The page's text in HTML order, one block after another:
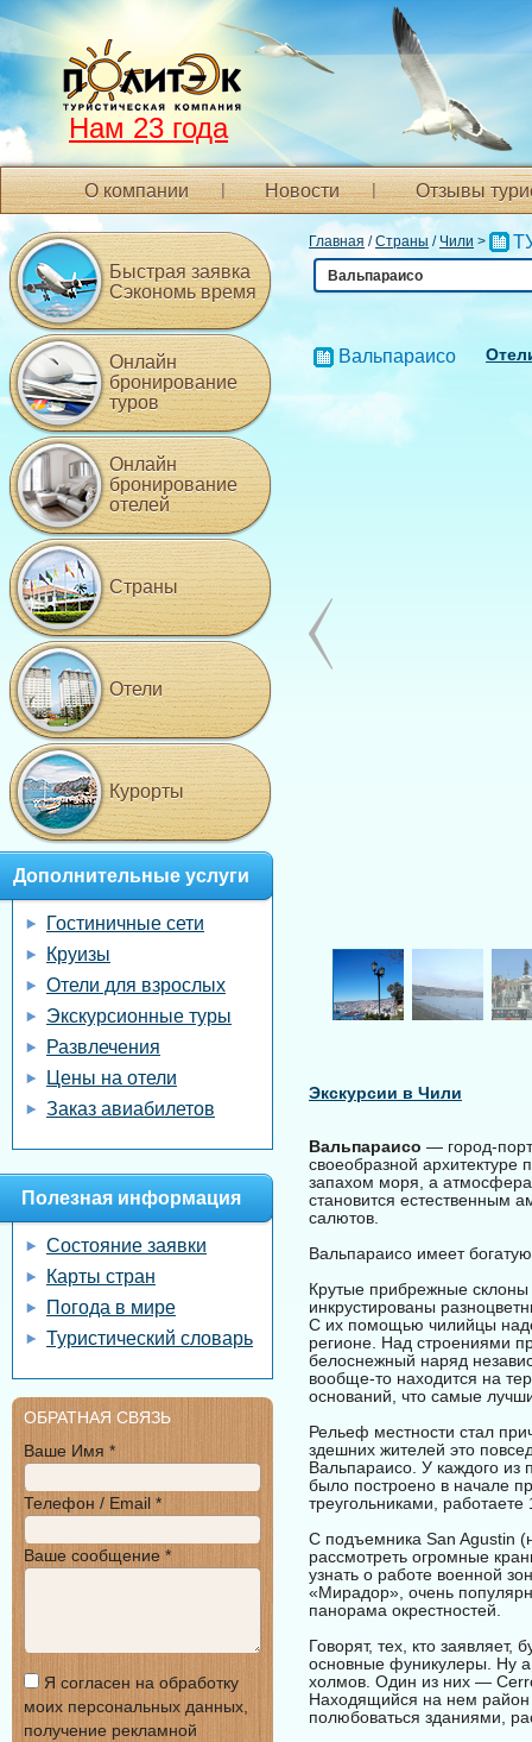
Нам 23 года
О компании Новости Отзывы
Главная /Страны /Чили >
Вальпараисо
Вальпараисо
Экскурсии в Чили
Вальпараисо — город-
своеобразной архитектуре
запахом моря, а
становится естественным
салютов.
Вальпараисо имеет
Крутые прибрежные склоны
инкрустированы
С их помощью чилийцы
регионе. Над строениями
белоснежный наряд
вообще-то находится на
оснований, что самые
Рельеф местности стал
здешних жителей это
Вальпараисо. У каждого из
было построено в начале
треугольниками, работаете
С подъемника San Agustin
рассмотреть огромные
узнать о работе военной
«Мирадор», очень
панорама окрестностей.
Говорят, тех, кто
основные фуникулеры. Ну
холмов. Один из них —
Находящийся на нем район
полюбоваться зданиями,
Быстрая заявка
Сэкономь время
Онлайн
бронирование
туров
Онлайн
бронирование
отелей
Страны
Отели
Курорты
Дополнительные услуги
Гостиничные сети
Круизы
Отели для взрослых
Экскурсионные туры
Развлечения
Цены на отели
Заказ авиабилетов
Полезная информация
Состояние заявки
Карты стран
Погода в мире
Туристический словарь
ОБРАТНАЯ СВЯЗЬ
Ваше Имя *
Телефон / Email *
Ваше сообщение *
Я согласен на обработку
моих персональных данных,
получение рекламной